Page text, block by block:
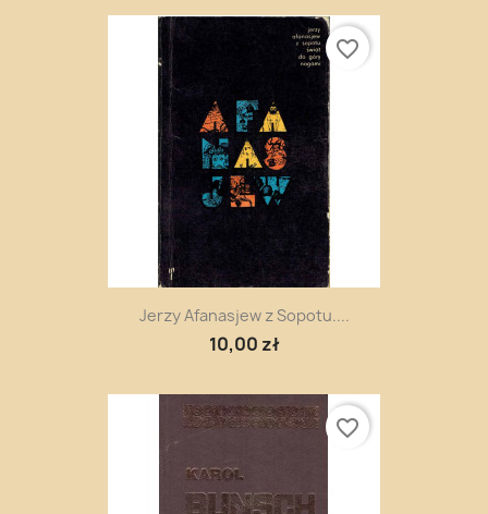
Jerzy Afanasjew z Sopotu....
10,00 zł
favorite_border
favorite_border